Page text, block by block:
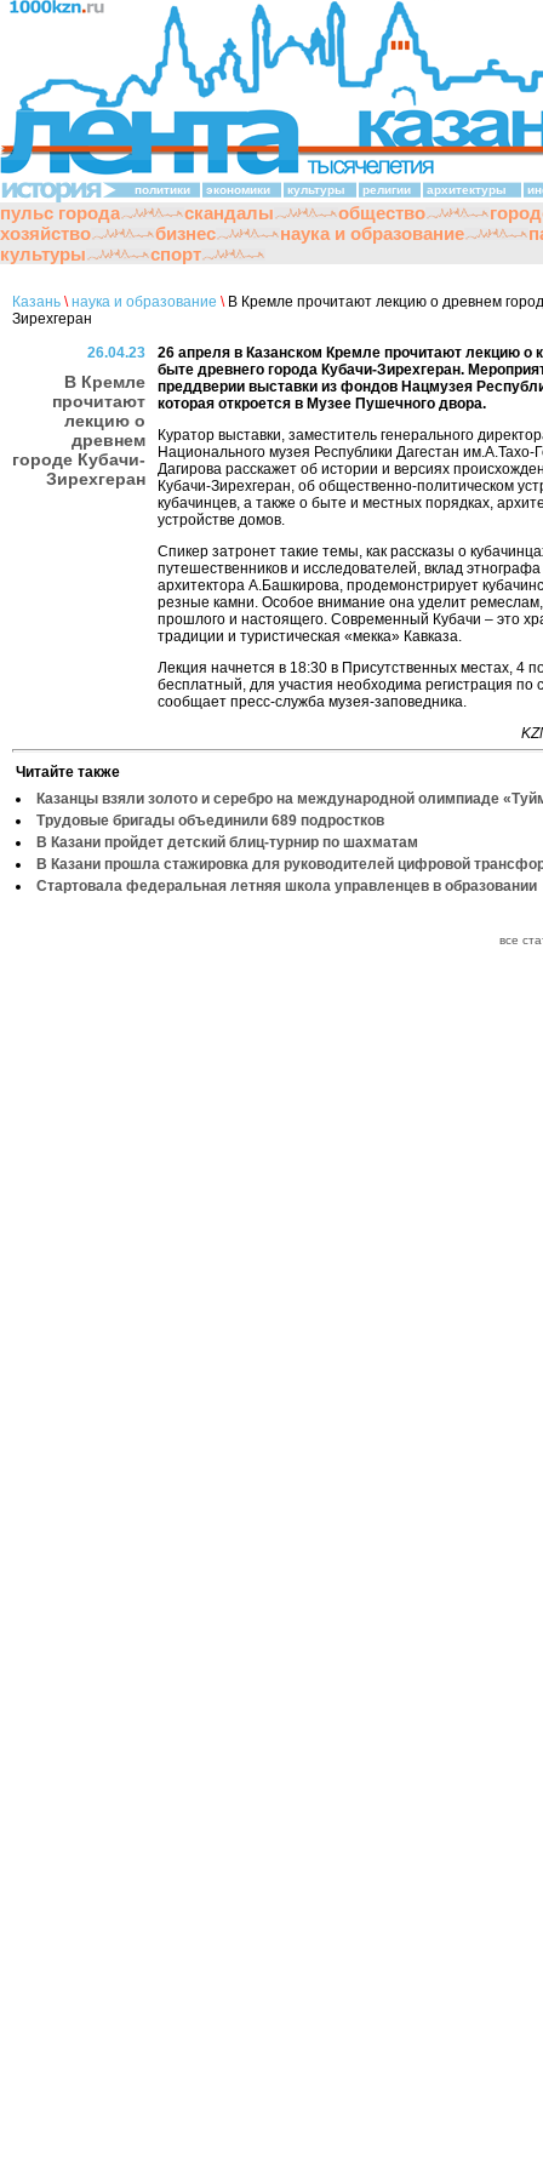
политики экономики культуры религии архитектуры
пульс города скандалы общество
хозяйство
бизнес наука и образование
культуры
спорт
Казань \ наука и образование \В Кремле прочитают лекцию о древнем
Зирехгеран
26.04.23
В Кремле
прочитают
лекцию о
древнем
городе Кубачи-
Зирехгеран
26 апреля в Казанском Кремле прочитают лекцию о
быте древнего города Кубачи-Зирехгеран.
преддверии выставки из фондов Нацмузея
которая откроется в Музее Пушечного двора.
Куратор выставки, заместитель генерального
Национального музея Республики Дагестан
Дагирова расскажет об истории и версиях
Кубачи-Зирехгеран, об общественно-политическом
кубачинцев, а также о быте и местных порядках,
устройстве домов.
Спикер затронет такие темы, как рассказы о
путешественников и исследователей, вклад
архитектора А.Башкирова, продемонстрирует
резные камни. Особое внимание она уделит
прошлого и настоящего. Современный Кубачи – это
традиции и туристическая «мекка» Кавказа.
Лекция начнется в 18:30 в Присутственных местах, 4
бесплатный, для участия необходима регистрация по
сообщает пресс-служба музея-заповедника.
Читайте также
Казанцы взяли золото и серебро на международной олимпиаде
Трудовые бригады объединили 689 подростков
В Казани пройдет детский блиц-турнир по шахматам
В Казани прошла стажировка для руководителей цифровой
Стартовала федеральная летняя школа управленцев в образовании
все